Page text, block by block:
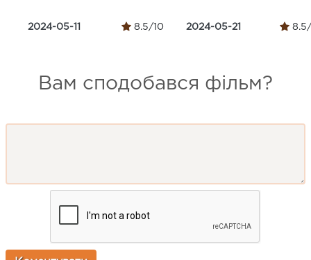
2024-05-11 8.5/10 2024-05-21 8.5/
Вам сподобався фільм?